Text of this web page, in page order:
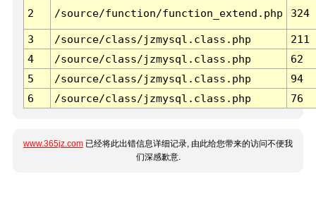
2 /source/function/function_extend.php 324
3 /source/class/jzmysql.class.php
211
4
/source/class/jzmysql.class.php
62
5
/source/class/jzmysql.class.php
94
6
/source/class/jzmysql.class.php 76
www.365jz.com 已经将此出错信息详细记录, 由此给您带来的访问不便我
们深感歉意.